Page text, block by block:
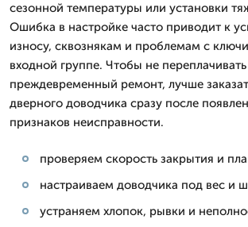
сезонной температуры или установки
Ошибка в настройке часто приводит к
износу, сквознякам и проблемам с
входной группе. Чтобы не переплачивать
преждевременный ремонт, лучше
дверного доводчика сразу после
признаков неисправности.
проверяем скорость закрытия и
настраиваем доводчика под вес и
устраняем хлопок, рывки и